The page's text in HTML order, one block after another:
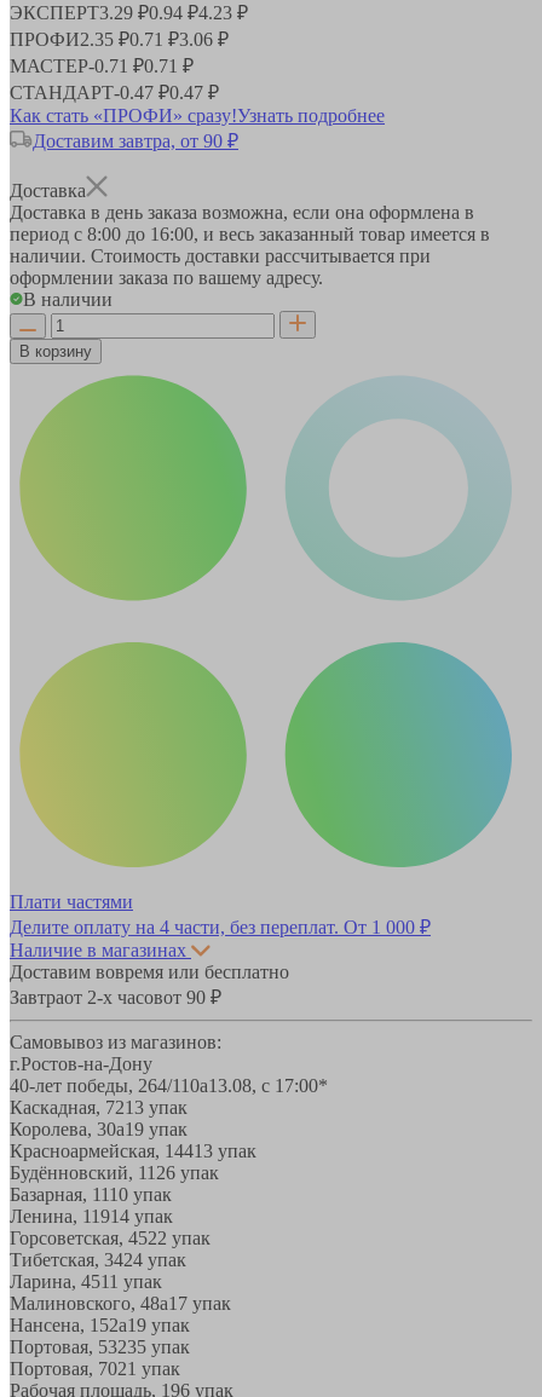
ЭКСПЕРТ3.29 ₽0.94 ₽4.23 ₽
ПРОФИ2.35 ₽0.71 ₽3.06 ₽
МАСТЕР-0.71 ₽0.71 ₽
СТАНДАРТ-0.47 ₽0.47 ₽
Как стать «ПРОФИ» сразу!Узнать подробнее
Доставим завтра, от 90 ₽
Доставка
Доставка в день заказа возможна, если она оформлена в
период с 8:00 до 16:00, и весь заказанный товар имеется в
наличии. Стоимость доставки рассчитывается при
оформлении заказа по вашему адресу.
В наличии
В корзину
Плати частями
Делите оплату на 4 части, без переплат. От 1 000 ₽
Наличие в магазинах
Доставим вовремя или бесплатно
Завтраот 2-х часовот 90 ₽
Самовывоз из магазинов:
г.Ростов-на-Дону
40-лет победы, 264/110а13.08, с 17:00*
Каскадная, 7213 упак
Королева, 30а19 упак
Красноармейская, 14413 упак
Будённовский, 11 26 упак
Базарная, 1110 упак
Ленина, 11914 упак
Горсоветская, 4522 упак
Тибетская, 3424 упак
Ларина, 4511 упак
Малиновского, 48а17 упак
Нансена, 152а19 упак
Портовая, 53235 упак
Портовая, 7021 упак
Рабочая площадь, 196 упак